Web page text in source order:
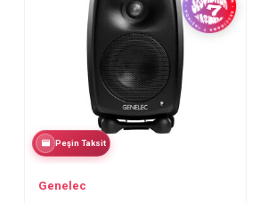
Peşin Taksit
Genelec